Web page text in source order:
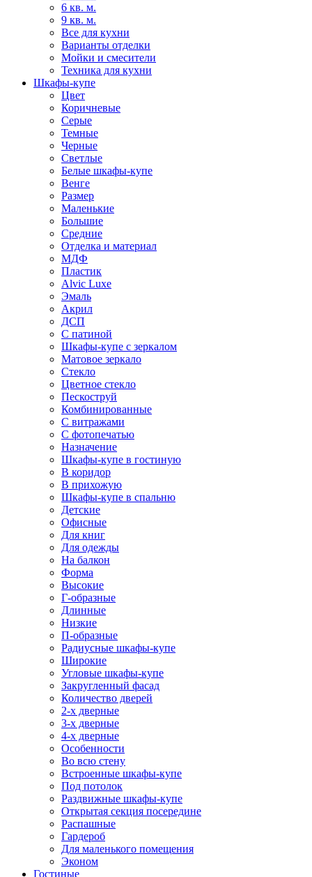
6 кв. м.
9 кв. м.
Все для кухни
Варианты отделки
Мойки и смесители
Техника для кухни
Шкафы-купе
Цвет
Коричневые
Серые
Темные
Черные
Светлые
Белые шкафы-купе
Венге
Размер
Маленькие
Большие
Средние
Отделка и материал
МДФ
Пластик
Alvic Luxe
Эмаль
Акрил
ДСП
С патиной
Шкафы-купе с зеркалом
Матовое зеркало
Стекло
Цветное стекло
Пескоструй
Комбинированные
С витражами
С фотопечатью
Назначение
Шкафы-купе в гостиную
В коридор
В прихожую
Шкафы-купе в спальню
Детские
Офисные
Для книг
Для одежды
На балкон
Форма
Высокие
Г-образные
Длинные
Низкие
П-образные
Радиусные шкафы-купе
Широкие
Угловые шкафы-купе
Закругленный фасад
Количество дверей
2-х дверные
3-х дверные
4-х дверные
Особенности
Во всю стену
Встроенные шкафы-купе
Под потолок
Раздвижные шкафы-купе
Открытая секция посередине
Распашные
Гардероб
Для маленького помещения
Эконом
Гостиные